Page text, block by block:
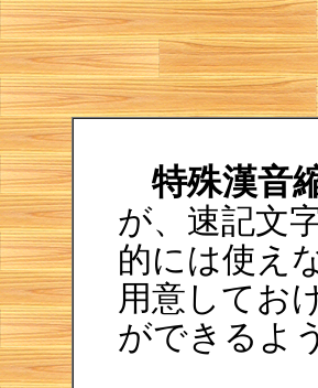
特殊漢音
が、速記文
的には使え
用意してお
ができるよ